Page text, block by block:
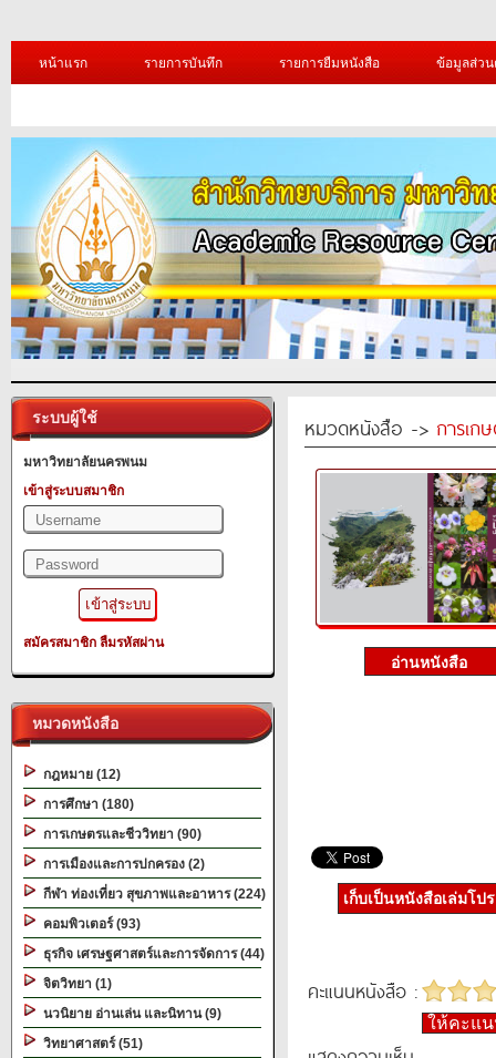
หน้าแรก รายการบันทึก รายการยืมหนังสือ ข้อมูลส่ว
ระบบผู้ใช้
มหาวิทยาลัยนครพนม
เข้าสู่ระบบสมาชิก
สมัครสมาชิก ลืมรหัสผ่าน
หมวดหนังสือ
กฎหมาย (12)
การศึกษา (180)
การเกษตรและชีววิทยา (90)
การเมืองและการปกครอง (2)
กีฬา ท่องเที่ยว สุขภาพและอาหาร (224)
คอมพิวเตอร์ (93)
ธุรกิจ เศรษฐศาสตร์และการจัดการ (44)
จิตวิทยา (1)
นวนิยาย อ่านเล่น และนิทาน (9)
วิทยาศาสตร์ (51)
หมวดหนังสือ -> การเก
เก็บเป็นหนังสือเล่มโป
คะแนนหนังสือ :
ให้คะแ